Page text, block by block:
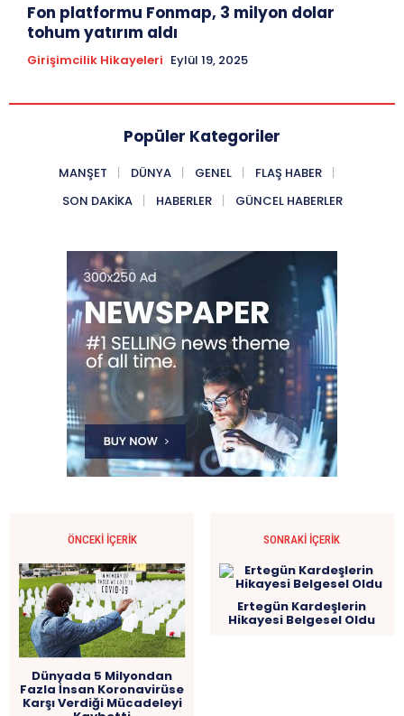
Fon platformu Fonmap, 3 milyon dolar
tohum yatırım aldı
Girişimcilik Hikayeleri Eylül 19, 2025
Popüler Kategoriler
MANŞET DÜNYA GENEL
FLAŞ HABER
SON DAKIKA
HABERLER GÜNCEL HABERLER
ÖNCEKI İÇERIK
Dünyada 5 Milyondan
Fazla İnsan Koronavirüse
Karşı Verdiği Mücadeleyi
SONRAKI İÇERIK
Ertegün Kardeşlerin
Hikayesi Belgesel Oldu